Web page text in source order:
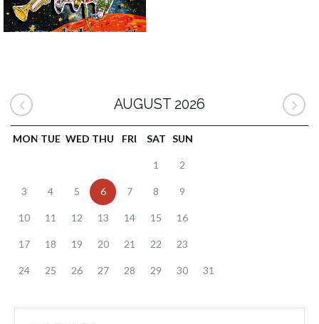
AUGUST 2026
MON TUE WED THU FRI SAT SUN
1 2
3 4 5 6 7 8 9
10 11 12 13 14 15 16
17 18 19 20 21 22 23
24 25 26 27 28 29 30 31